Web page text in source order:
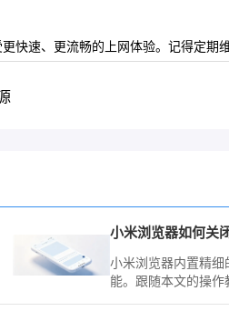
快速、更流畅的上网体验。记得定期
小米浏览器内置精细
能。跟随本文的操